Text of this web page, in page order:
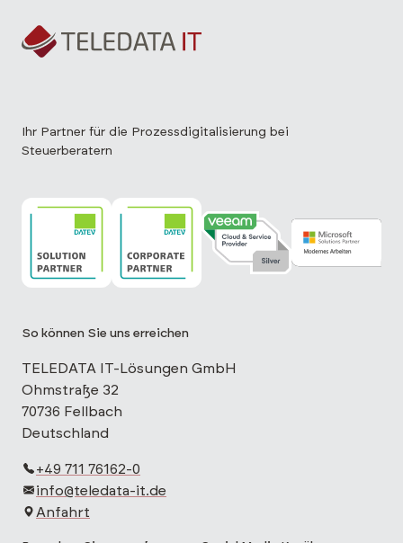
Ihr Partner für die Prozessdigitalisierung bei
Steuerberatern
So können Sie uns erreichen
TELEDATA IT-Lösungen GmbH
Ohmstraße 32
70736 Fellbach
Deutschland
+49 711 76162-0
info@teledata-it.de
Anfahrt